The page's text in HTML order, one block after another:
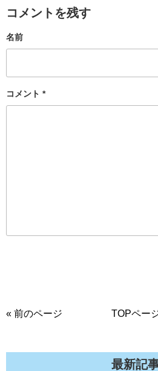
コメントを残す
コメント *
名前
« 前のページ TOPペー
最新記